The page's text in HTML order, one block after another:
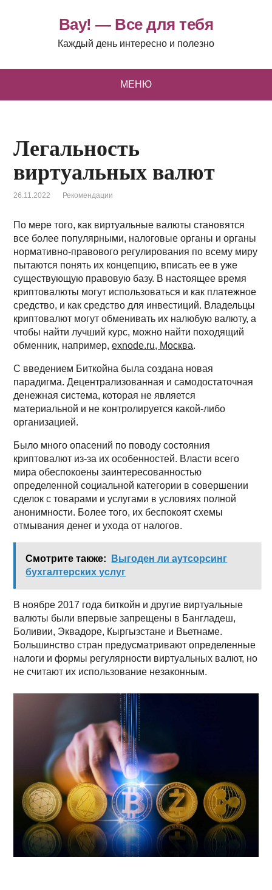
Вау! — Все для тебя
Каждый день интересно и полезно
МЕНЮ
Легальность
виртуальных валют
26.11.2022 Рекомендации
По мере того, как виртуальные валюты становятся
все более популярными, налоговые органы и органы
нормативно-правового регулирования по всему миру
пытаются понять их концепцию, вписать ее в уже
существующую правовую базу. В настоящее время
криптовалюты могут использоваться и как платежное
средство, и как средство для инвестиций. Владельцы
криптовалют могут обменивать их налюбую валюту, а
чтобы найти лучший курс, можно найти походящий
обменник, например,exnode.ru, Москва.
С введением Биткойна была создана новая
парадигма. Децентрализованная и самодостаточная
денежная система, которая не является
материальной и не контролируется какой-либо
организацией.
Было много опасений по поводу состояния
криптовалют из-за их особенностей. Власти всего
мира обеспокоены заинтересованностью
определенной социальной категории в совершении
сделок с товарами и услугами в условиях полной
анонимности. Более того, их беспокоят схемы
отмывания денег и ухода от налогов.
Смотрите также:
Выгоден ли аутсорсинг
бухгалтерских услуг
В ноябре 2017 года биткойн и другие виртуальные
валюты были впервые запрещены в Бангладеш,
Боливии, Эквадоре, Кыргызстане и Вьетнаме.
Большинство стран предусматривают определенные
налоги и формы регулярности виртуальных валют, но
не считают их использование незаконным.